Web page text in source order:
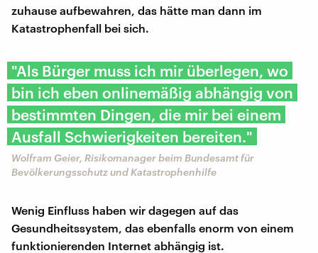
zuhause aufbewahren, das hätte man dann im
Katastrophenfall bei sich.
"Als Bürger muss ich mir überlegen, wo
bin ich eben onlinemäßig abhängig von
bestimmten Dingen, die mir bei einem
Ausfall Schwierigkeiten bereiten."
Wolfram Geier, Risikomanager beim Bundesamt für
Bevölkerungsschutz und Katastrophenhilfe
Wenig Einfluss haben wir dagegen auf das
Gesundheitssystem, das ebenfalls enorm von einem
funktionierenden Internet abhängig ist.